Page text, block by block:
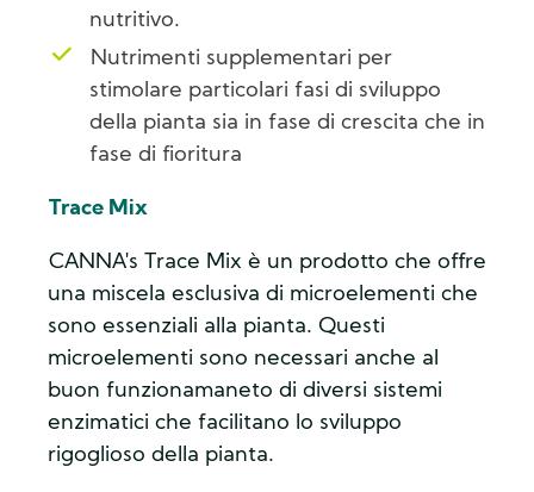
nutritivo.
Nutrimenti supplementari per
stimolare particolari fasi di sviluppo
della pianta sia in fase di crescita che in
fase di fioritura
Trace Mix
CANNA's Trace Mix è un prodotto che offre
una miscela esclusiva di microelementi che
sono essenziali alla pianta. Questi
microelementi sono necessari anche al
buon funzionamaneto di diversi sistemi
enzimatici che facilitano lo sviluppo
rigoglioso della pianta.